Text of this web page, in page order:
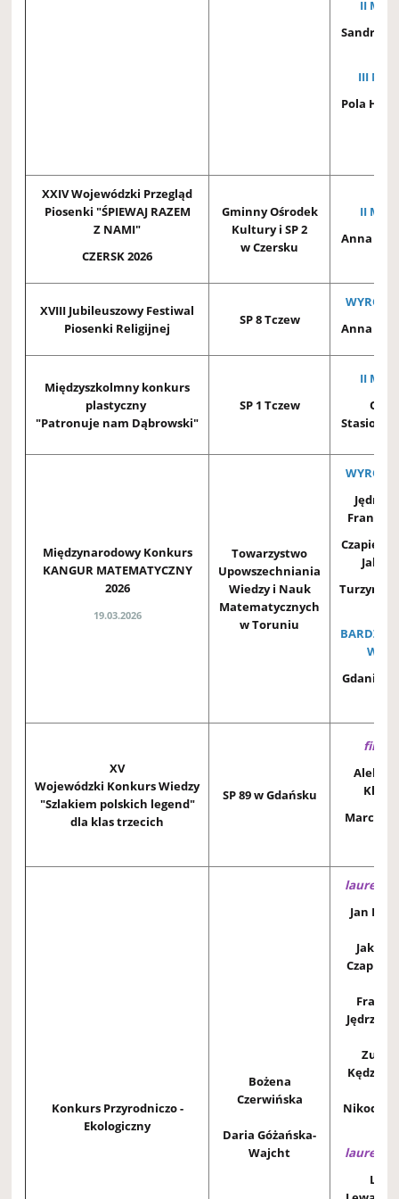
II
Sandra
III
Pola
XXIV Wojewódzki Przegląd
Piosenki "ŚPIEWAJ RAZEM
Z NAMI"
CZERSK 2026
Gminny Ośrodek
Kultury i SP 2
w Czersku
II
Anna
XVIII Jubileuszowy Festiwal
Piosenki Religijnej
SP 8 Tczew
Anna
Międzyszkolmny konkurs
plastyczny
"Patronuje nam Dąbrowski"
SP 1 Tczew
II
Międzynarodowy Konkurs
KANGUR MATEMATYCZNY
2026
19.03.2026
Towarzystwo
Upowszechniania
Wiedzy i Nauk
Matematycznych
w Toruniu
Jakub
BARDZO
Gdaniec
XV
Wojewódzki Konkurs Wiedzy
"Szlakiem polskich legend"
dla klas trzecich
SP 89 w Gdańsku
Klein
Marcel
Konkurs Przyrodniczo -
Ekologiczny
Bożena
Czerwińska
Daria Góżańska-
Wajcht
laureaci
Jan
Jakub
Nikodem
laureaci